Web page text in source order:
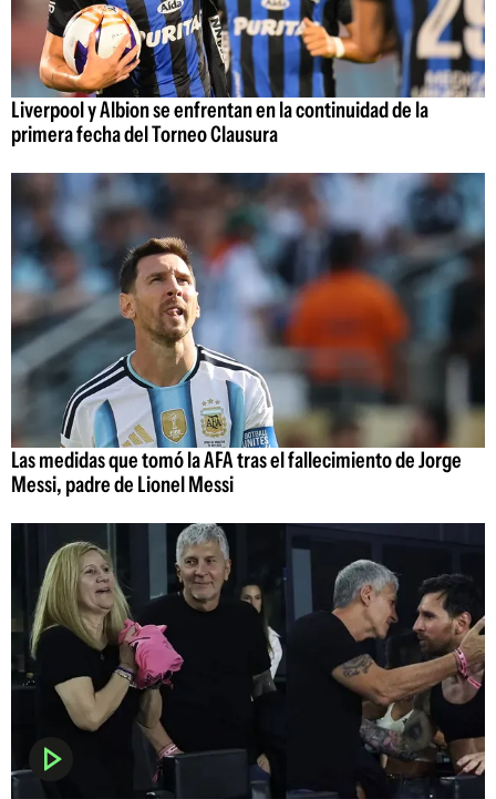
Liverpool y Albion se enfrentan en la continuidad de la
primera fecha del Torneo Clausura
Las medidas que tomó la AFA tras el fallecimiento de Jorge
Messi, padre de Lionel Messi